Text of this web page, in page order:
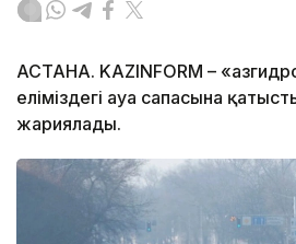
АСТАНА. KAZINFORM –
еліміздегі ауа сапасына
жариялады.